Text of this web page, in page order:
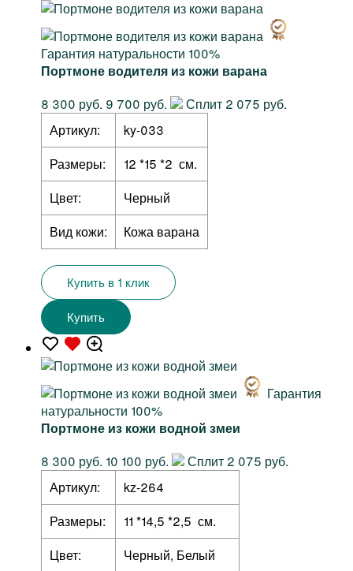
Гарантия натуральности 100%
Портмоне водителя из кожи варана
8 300 руб. 9 700 руб.
Сплит 2 075 руб.
Артикул:
ky-033
Размеры:
12 *15 *2 см.
Цвет:
Черный
Вид кожи:
Кожа варана
Купить в 1 клик
Купить
Гарантия
натуральности 100%
Портмоне из кожи водной змеи
8 300 руб. 10 100 руб.
Сплит 2 075 руб.
Артикул:
kz-264
Размеры:
11 *14,5 *2,5 см.
Цвет:
Черный, Белый